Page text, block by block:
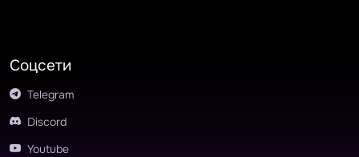
Соцсети
Telegram
Discord
Youtube